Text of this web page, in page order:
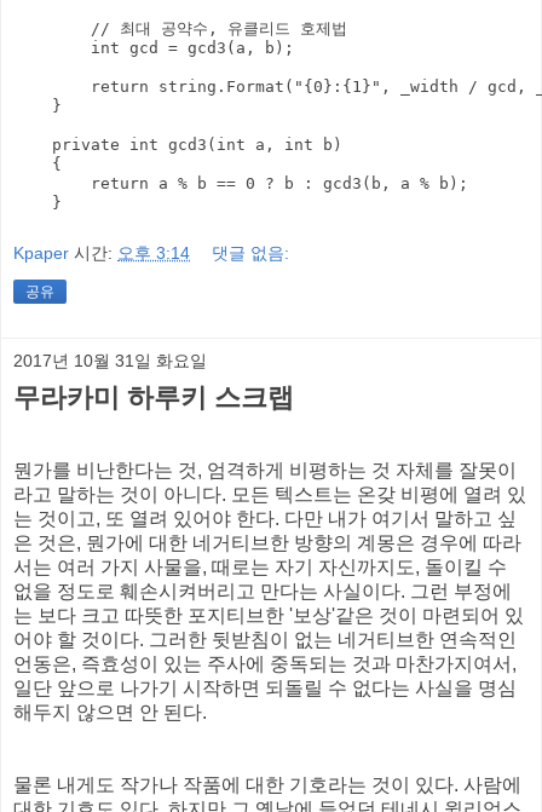
        // 최대 공약수, 유클리드 호제법
        int gcd = gcd3(a, b);
return string.Format("{0}:{1}", _width / gcd,
    }
    private int gcd3(int a, int b)
    {
        return a % b == 0 ? b : gcd3(b, a % b);
Kpaper 시간: 오후 3:14 댓글 없음:
공유
2017년 10월 31일 화요일
무라카미 하루키 스크랩
뭔가를 비난한다는 것, 엄격하게 비평하는 것 자체를 잘못이
라고 말하는 것이 아니다. 모든 텍스트는 온갖 비평에 열려 있
는 것이고, 또 열려 있어야 한다. 다만 내가 여기서 말하고 싶
은 것은, 뭔가에 대한 네거티브한 방향의 계몽은 경우에 따라
서는 여러 가지 사물을, 때로는 자기 자신까지도, 돌이킬 수
없을 정도로 훼손시켜버리고 만다는 사실이다. 그런 부정에
는 보다 크고 따뜻한 포지티브한 '보상'같은 것이 마련되어 있
어야 할 것이다. 그러한 뒷받침이 없는 네거티브한 연속적인
언동은, 즉효성이 있는 주사에 중독되는 것과 마찬가지여서,
일단 앞으로 나가기 시작하면 되돌릴 수 없다는 사실을 명심
해두지 않으면 안 된다.
물론 내게도 작가나 작품에 대한 기호라는 것이 있다. 사람에